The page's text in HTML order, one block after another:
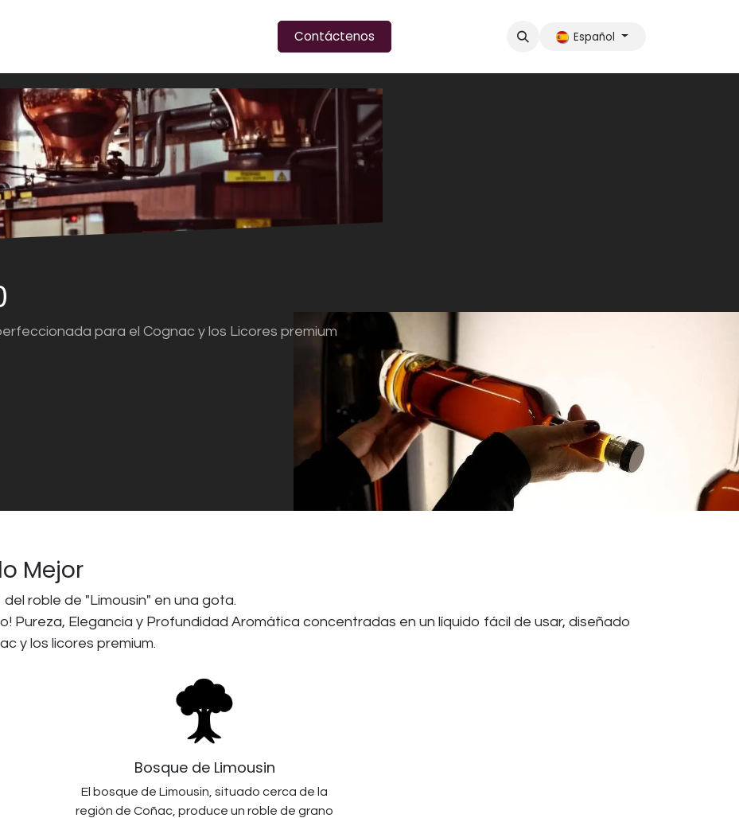
Contáctenos Español
para el Cognac y los Licores premium
Mejor
roble de "Limousin" en una gota.
Pureza, Elegancia y Profundidad Aromática concentradas en un líquido fácil de usar, diseñado
y los licores premium.
Bosque de Limousin
El bosque de Limousin, situado cerca de la
región de Coñac, produce un roble de grano